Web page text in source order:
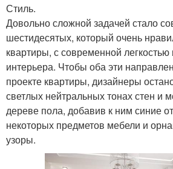
Стиль.
Довольно сложной задачей стало
шестидесятых, который очень
квартиры, с современной легкостью
интерьера. Чтобы оба эти
проекте квартиры, дизайнеры
светлых нейтральных тонах стен и
дереве пола, добавив к ним синие
некоторых предметов мебели и
узоры.